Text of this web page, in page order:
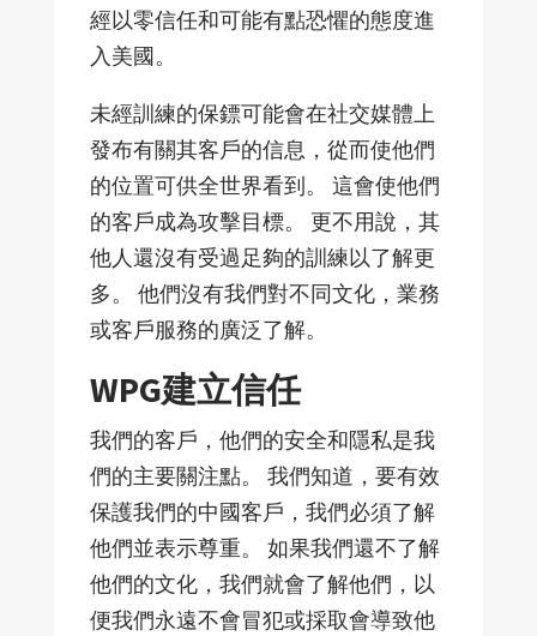
經以零信任和可能有點恐懼的態度進
入美國。
未經訓練的保鏢可能會在社交媒體上
發布有關其客戶的信息，從而使他們
的位置可供全世界看到。 這會使他們
的客戶成為攻擊目標。 更不用說，其
他人還沒有受過足夠的訓練以了解更
多。 他們沒有我們對不同文化，業務
或客戶服務的廣泛了解。
WPG建立信任
我們的客戶，他們的安全和隱私是我
們的主要關注點。 我們知道，要有效
保護我們的中國客戶，我們必須了解
他們並表示尊重。 如果我們還不了解
他們的文化，我們就會了解他們，以
便我們永遠不會冒犯或採取會導致他